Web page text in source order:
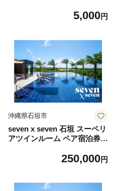
縄 石垣 八重山 石垣島 お試し
5,000円
沖縄県石垣市
seven x seven 石垣 スーペリ
アツインルーム ペア宿泊券 |
宿泊 チケット クーポン 沖縄
250,000円